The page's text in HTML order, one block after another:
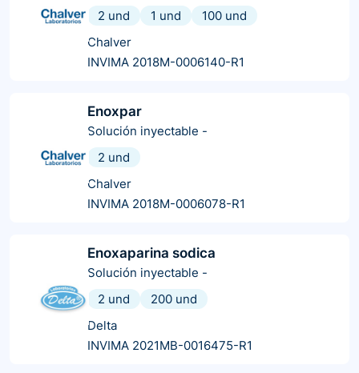
2 und
1 und
100 und
Chalver
INVIMA 2018M-0006140-R1
Enoxpar
Solución inyectable -
2 und
Chalver
INVIMA 2018M-0006078-R1
Enoxaparina sodica
Solución inyectable -
2 und
200 und
Delta
INVIMA 2021MB-0016475-R1